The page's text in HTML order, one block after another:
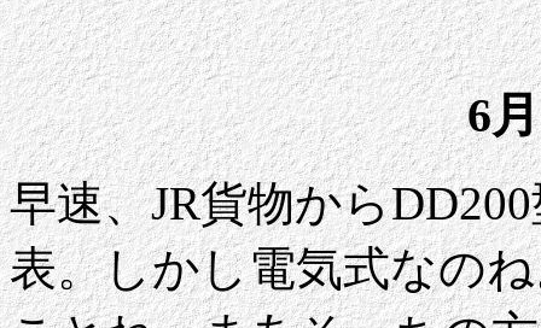
6
早速、JR貨物から
表。しかし電気式なの